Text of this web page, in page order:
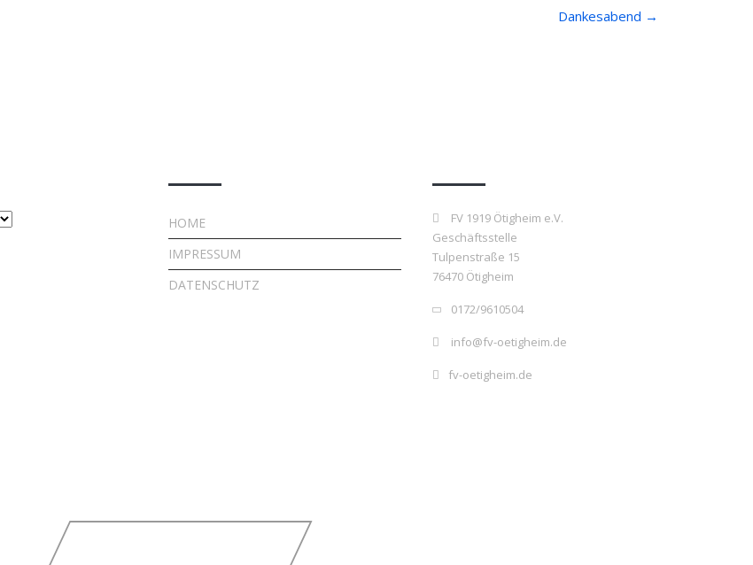
Dankesabend →
HOME
IMPRESSUM
DATENSCHUTZ
FV 1919 Ötigheim e.V.
Geschäftsstelle
Tulpenstraße 15
76470 Ötigheim
0172/9610504
info@fv-oetigheim.de
fv-oetigheim.de